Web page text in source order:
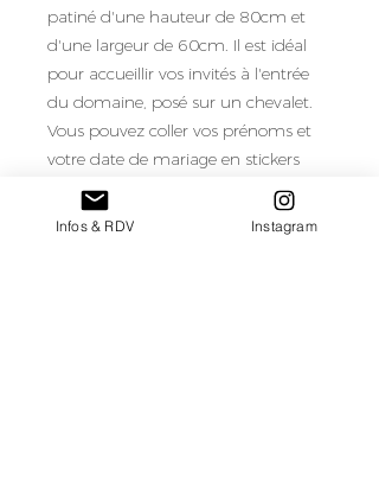
patiné d'une hauteur de 80cm et
d'une largeur de 60cm. Il est idéal
pour accueillir vos invités à l'entrée
du domaine, posé sur un chevalet.
Vous pouvez coller vos prénoms et
votre date de mariage en stickers
directement dessus !
Infos & RDV Instagram